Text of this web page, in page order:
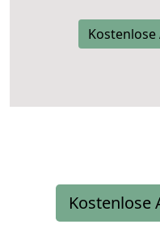
Kostenlose